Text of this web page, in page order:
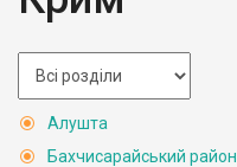
Алушта
Бахчисарайський район